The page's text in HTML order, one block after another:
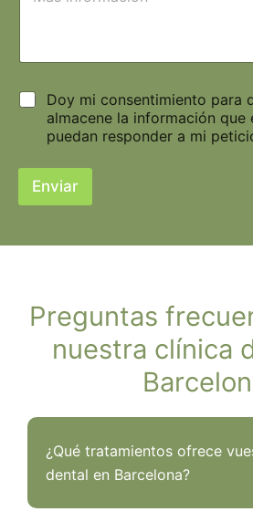
Doy mi consentimiento para
almacene la información que
puedan responder a mi
q
e
Enviar
Preguntas
nuestra clínica
¿Qué tratamientos ofrece
dental en Barcelona?